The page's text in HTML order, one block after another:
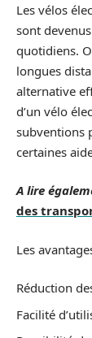
Les vélos
sont
quotidiens.
longues
alternative
d’un vélo
subventions
certaines
A lire
des
Les
Réduction
Facilité